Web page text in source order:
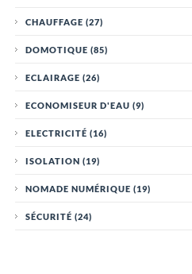
CHAUFFAGE (27)
DOMOTIQUE (85)
ECLAIRAGE (26)
ECONOMISEUR D'EAU (9)
ELECTRICITÉ (16)
ISOLATION (19)
NOMADE NUMÉRIQUE (19)
SÉCURITÉ (24)